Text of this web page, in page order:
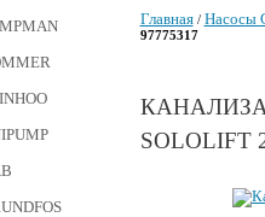
Главная/ Насосы
97775317
SOLOLIFT